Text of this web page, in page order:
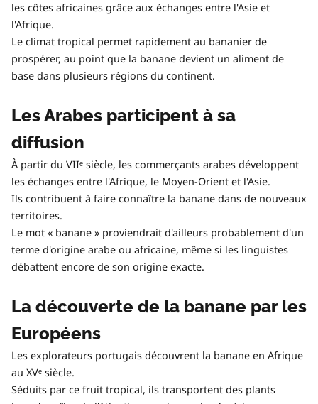
les côtes africaines grâce aux échanges entre l'Asie et
l'Afrique.
Le climat tropical permet rapidement au bananier de
prospérer, au point que la banane devient un aliment de
base dans plusieurs régions du continent.
Les Arabes participent à sa
diffusion
À partir du VIIᵉ siècle, les commerçants arabes développent
les échanges entre l'Afrique, le Moyen-Orient et l'Asie.
Ils contribuent à faire connaître la banane dans de nouveaux
territoires.
Le mot « banane » proviendrait d'ailleurs probablement d'un
terme d'origine arabe ou africaine, même si les linguistes
débattent encore de son origine exacte.
La découverte de la banane par les
Européens
Les explorateurs portugais découvrent la banane en Afrique
au XVᵉ siècle.
Séduits par ce fruit tropical, ils transportent des plants